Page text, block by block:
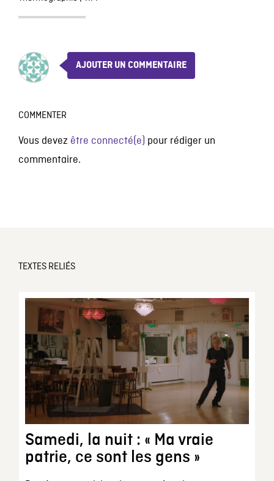
AJOUTER UN COMMENTAIRE
COMMENTER
Vous devez être connecté(e) pour rédiger un
commentaire.
TEXTES RELIÉS
Samedi, la nuit : « Ma vraie
patrie, ce sont les gens »